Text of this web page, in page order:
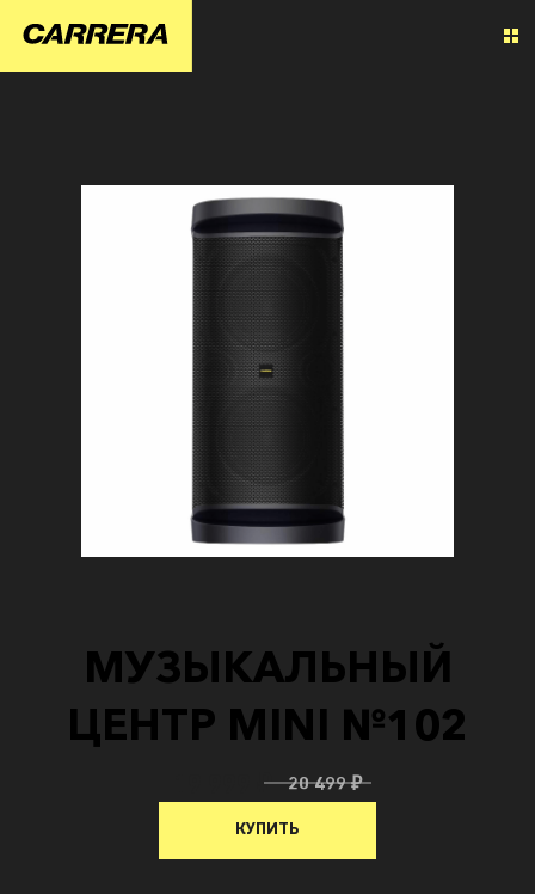
МУЗЫКАЛЬНЫЙ
ЦЕНТР MINI №102
19 999 ₽ 20 499 ₽
КУПИТЬ